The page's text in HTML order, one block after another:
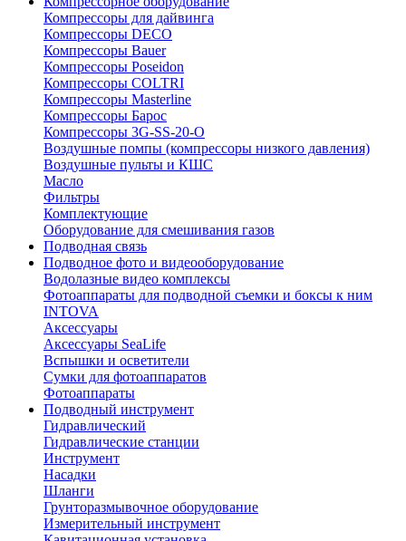
Компрессоры для дайвинга
Компрессоры DECO
Компрессоры Bauer
Компрессоры Poseidon
Компрессоры COLTRI
Компрессоры Masterline
Компрессоры Барос
Компрессоры 3G-SS-20-O
Воздушные помпы (компрессоры низкого давления)
Воздушные пульты и КШС
Масло
Фильтры
Комплектующие
Оборудование для смешивания газов
Подводная связь
Подводное фото и видеооборудование
Водолазные видео комплексы
Фотоаппараты для подводной съемки и боксы к ним
INTOVA
Аксессуары
Аксессуары SeaLife
Вспышки и осветители
Сумки для фотоаппаратов
Фотоаппараты
Подводный инструмент
Гидравлический
Гидравлические станции
Инструмент
Насадки
Шланги
Грунторазмывочное оборудование
Измерительный инструмент